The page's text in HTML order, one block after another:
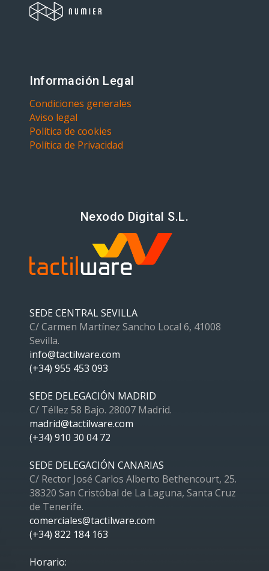
Información Legal
Condiciones generales
Aviso legal
Política de cookies
Política de Privacidad
Nexodo Digital S.L.
SEDE CENTRAL SEVILLA
C/ Carmen Martínez Sancho Local 6, 41008
Sevilla.
info@tactilware.com
(+34) 955 453 093
SEDE DELEGACIÓN MADRID
C/ Téllez 58 Bajo. 28007 Madrid.
madrid@tactilware.com
(+34) 910 30 04 72
SEDE DELEGACIÓN CANARIAS
C/ Rector José Carlos Alberto Bethencourt, 25.
38320 San Cristóbal de La Laguna, Santa Cruz
de Tenerife.
comerciales@tactilware.com
(+34) 822 184 163
Horario: